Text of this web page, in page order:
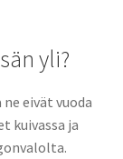
yli?
eivät vuoda
kuivassa ja